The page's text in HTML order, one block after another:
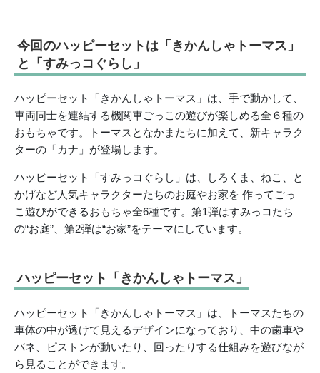
今回のハッピーセットは「きかんしゃトーマス」
と「すみっコぐらし」
ハッピーセット「きかんしゃトーマス」は、手で動かして、
車両同士を連結する機関車ごっこの遊びが楽しめる全６種の
おもちゃです。トーマスとなかまたちに加えて、新キャラク
ターの「カナ」が登場します。
ハッピーセット「すみっコぐらし」は、しろくま、ねこ、と
かげなど人気キャラクターたちのお庭やお家を 作ってごっ
こ遊びができるおもちゃ全6種です。第1弾はすみっコたち
の“お庭”、第2弾は“お家”をテーマにしています。
ハッピーセット「きかんしゃトーマス」
ハッピーセット「きかんしゃトーマス」は、トーマスたちの
車体の中が透けて見えるデザインになっており、中の歯車や
バネ、ピストンが動いたり、回ったりする仕組みを遊びなが
ら見ることができます。